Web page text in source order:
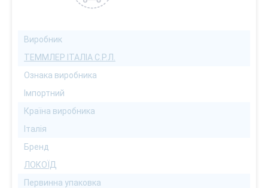
Виробник
ТЕММЛЕР ІТАЛІА С.Р.Л.
Ознака виробника
Імпортний
Країна виробника
Італія
Бренд
ЛОКОЇД
Первинна упаковка